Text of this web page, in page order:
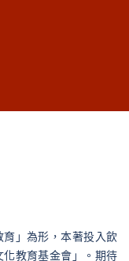
」為形，本著投入飲
教育基金會」。期待